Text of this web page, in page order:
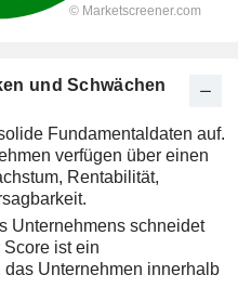
und Schwächen
Fundamentaldaten auf.
verfügen über einen
Rentabilität,
Unternehmens schneidet
ist ein
Unternehmen innerhalb